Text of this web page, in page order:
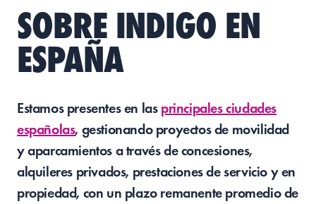
SOBRE INDIGO EN
ESPAÑA
Estamos presentes en lasprincipales ciudades
españolas, gestionando proyectos de movilidad
y aparcamientos a través de concesiones,
alquileres privados, prestaciones de servicio y en
propiedad, con un plazo remanente promedio de